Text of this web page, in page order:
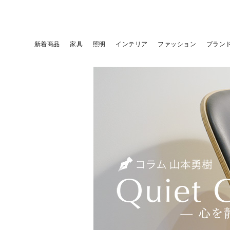
新着商品 家具 照明 インテリア ファッション ブラン